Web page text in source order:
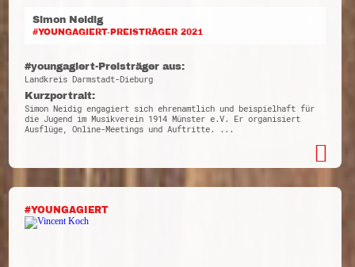
Simon Neidig
#YOUNGAGIERT-PREISTRÄGER 2021
#youngagiert-Preisträger aus:
Landkreis Darmstadt-Dieburg
Kurzportrait:
Simon Neidig engagiert sich ehrenamtlich und beispielhaft für
die Jugend im Musikverein 1914 Münster e.V. Er organisiert
Ausflüge, Online-Meetings und Auftritte. ...
#YOUNGAGIERT